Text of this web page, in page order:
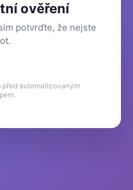
ověření
potvrďte, že nejste
automatizovaným